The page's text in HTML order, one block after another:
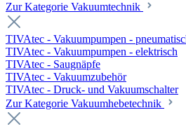
Zur Kategorie Vakuumtechnik
TIVAtec - Vakuumpumpen -
TIVAtec - Vakuumpumpen - elektrisch
TIVAtec - Saugnäpfe
TIVAtec - Vakuumzubehör
TIVAtec - Druck- und Vakuumschalter
Zur Kategorie Vakuumhebetechnik